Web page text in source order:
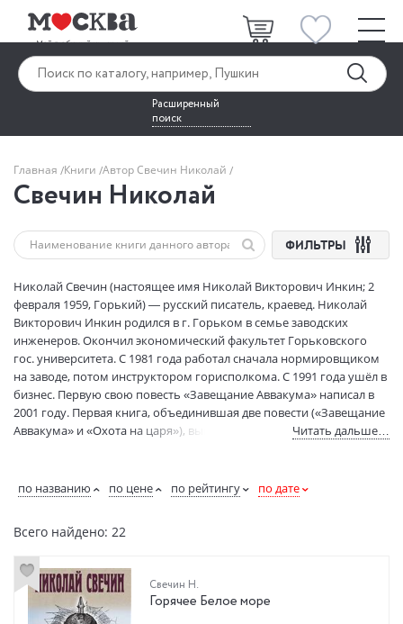
Расширенный
поиск
Главная Книги Автор Свечин Николай
Свечин Николай
ФИЛЬТРЫ
Николай Свечин (настоящее имя Николай Викторович Инкин; 2
февраля 1959, Горький) — русский писатель, краевед. Николай
Викторович Инкин родился в г. Горьком в семье заводских
инженеров. Окончил экономический факультет Горьковского
гос. университета. С 1981 года работал сначала нормировщиком
на заводе, потом инструктором горисполкома. С 1991 года ушёл в
бизнес. Первую свою повесть «Завещание Аввакума» написал в
2001 году. Первая книга, объединившая две повести («Завещание
Аввакума» и «Охота на царя»), вышла в Нижнем Новгороде в 2005
Два сына. (Источник: wikipedia.org).
Читать дальше…
по названию по цене по рейтингу по дате
Всего найдено: 22
Свечин Н.
Горячее Белое море